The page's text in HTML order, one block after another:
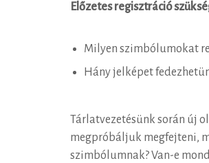
Előzetes regisztráció
Milyen szimbólumokat
Hány jelképet
Tárlatvezetésünk során új
megpróbáljuk megfejteni,
szimbólumnak? Van-e